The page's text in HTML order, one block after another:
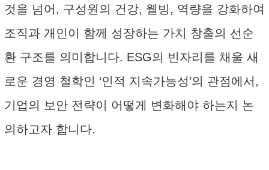
것을 넘어, 구성원의 건강, 웰빙, 역량을 강화하여
조직과 개인이 함께 성장하는 가치 창출의 선순
환 구조를 의미합니다. ESG의 빈자리를 채울 새
로운 경영 철학인 ‘인적 지속가능성’의 관점에서,
기업의 보안 전략이 어떻게 변화해야 하는지 논
의하고자 합니다.